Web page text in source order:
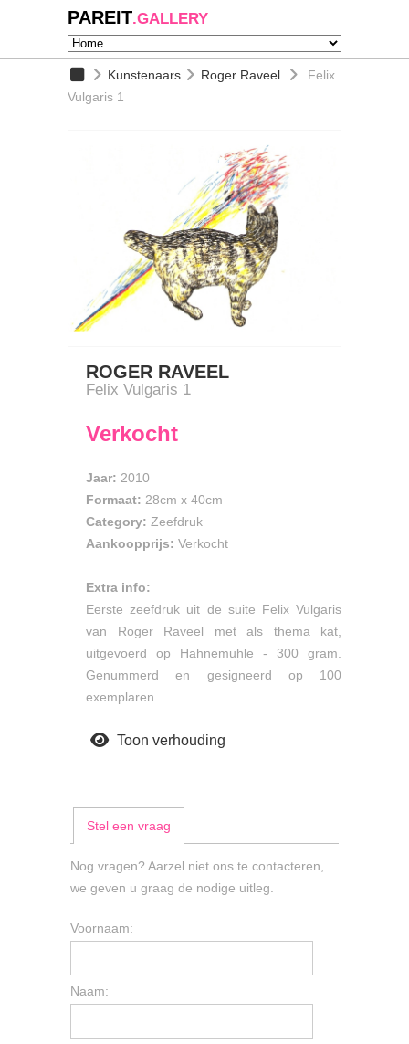
PAREIT.GALLERY
Kunstenaars Roger Raveel
Felix
Vulgaris 1
ROGER RAVEEL
Felix Vulgaris 1
Verkocht
Jaar: 2010
Formaat: 28cm x 40cm
Category: Zeefdruk
Aankoopprijs: Verkocht
Extra info:
Eerste zeefdruk uit de suite Felix Vulgaris
van Roger Raveel met als thema kat,
uitgevoerd op Hahnemuhle - 300 gram.
Genummerd en gesigneerd op 100
exemplaren.
Toon verhouding
Stel een vraag
Nog vragen? Aarzel niet ons te contacteren,
we geven u graag de nodige uitleg.
Voornaam:
Naam: